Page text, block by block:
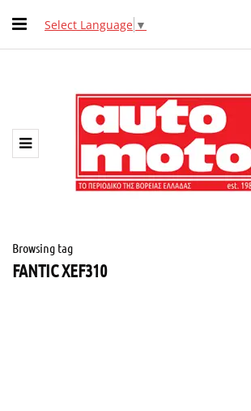
Select Language ▼
Browsing tag
FANTIC XEF310